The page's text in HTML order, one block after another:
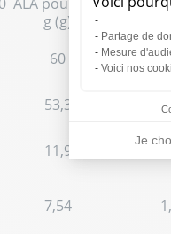
Partage de
Mesure
Voici nos
Je
Notre
g (g)
60
53,3
11,9
7,54